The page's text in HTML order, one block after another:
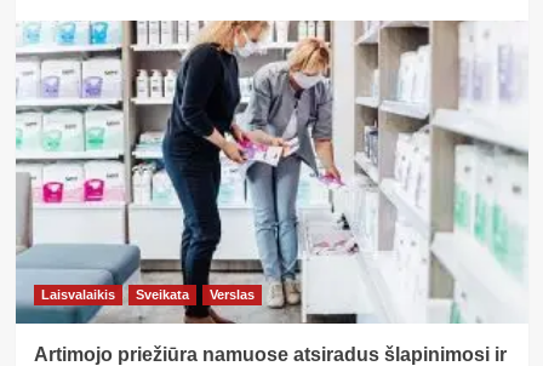
about
<strong>Kolagenas
–
svarbi
medžiaga
žmogaus
organizmui.
Ką
apie
jį
reikėtų
žinoti?
</strong>
Laisvalaikis Sveikata Verslas
Artimojo priežiūra namuose atsiradus šlapinimosi ir